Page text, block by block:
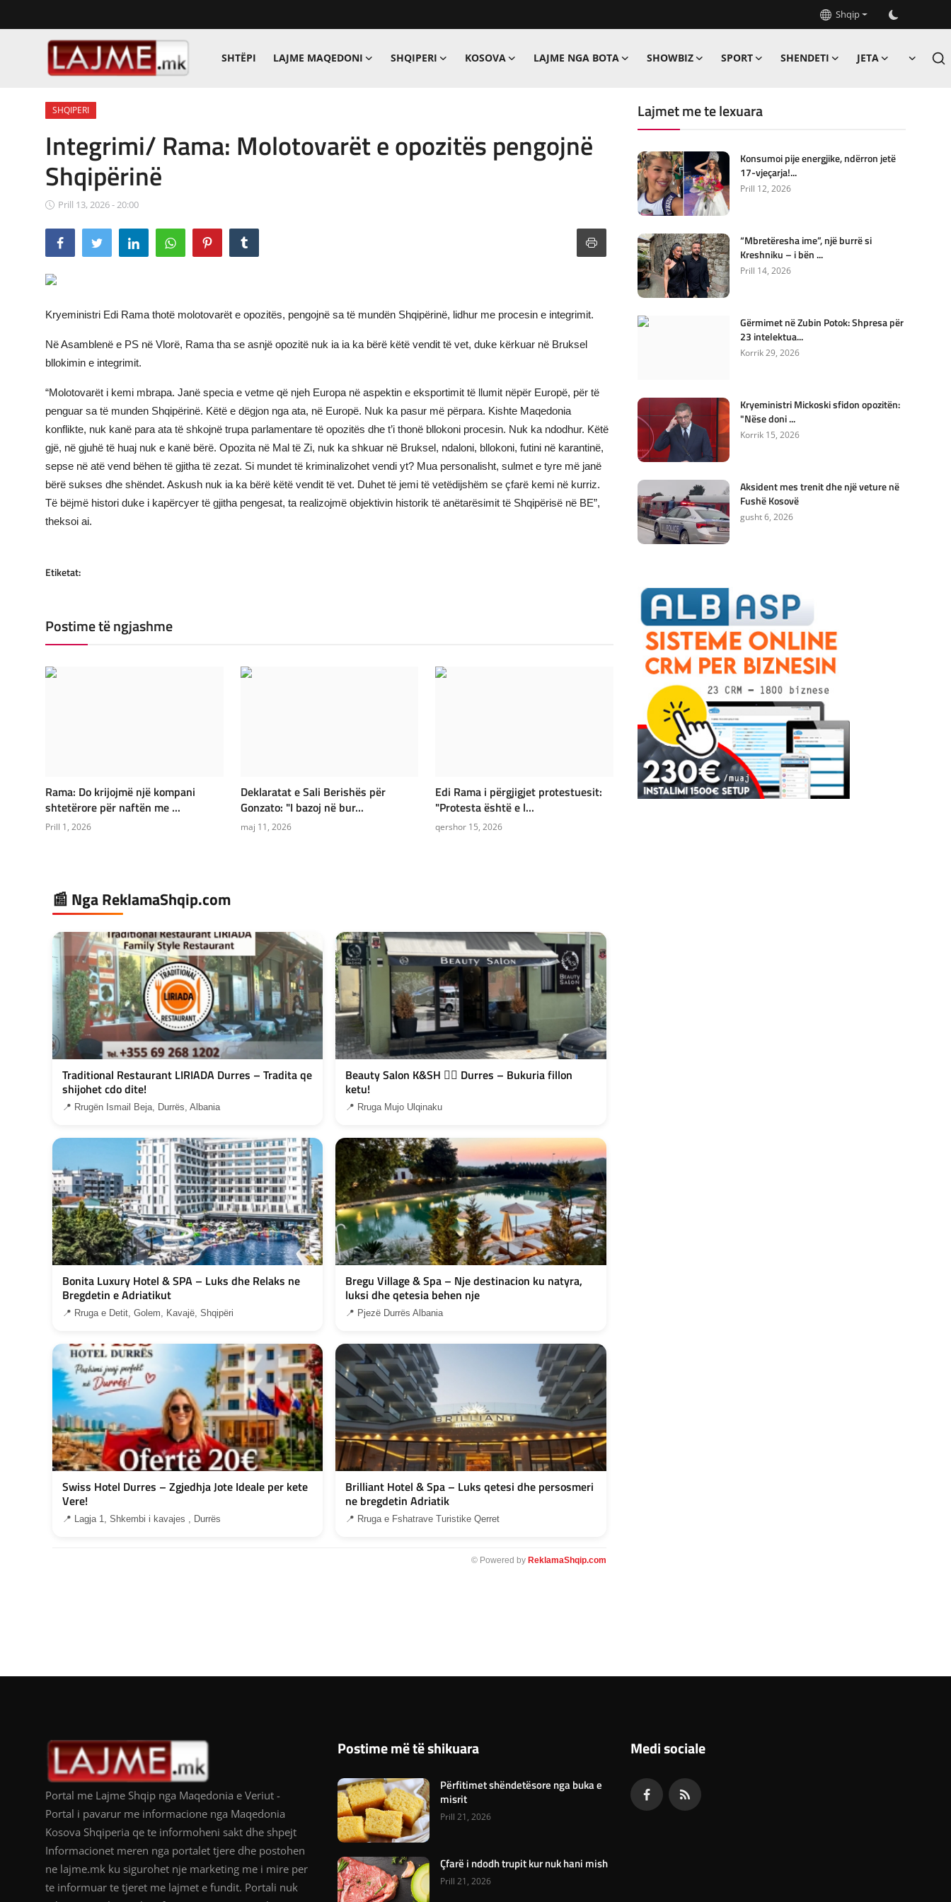
Shqip
SHTËPI LAJME MAQEDONI SHQIPERI KOSOVA LAJME NGA BOTA SHOWBIZ SPORT SHENDETI JETA
LAJME MAQEDONI
SHQIPERI
KOSOVA
LAJME NGA BOTA
SHOWBIZ
SHENDETI
Shqip
SHQIPERI
Integrimi/ Rama: Molotovarët e opozitës pengojnë
Shqipërinë
Prill 13, 2026 - 20:00
Kryeministri Edi Rama thotë molotovarët e opozitës, pengojnë sa të mundën Shqipërinë, lidhur me procesin e integrimit.
Në Asamblenë e PS në Vlorë, Rama tha se asnjë opozitë nuk ia ia ka bërë këtë vendit të vet, duke kërkuar në Bruksel
bllokimin e integrimit.
“Molotovarët i kemi mbrapa. Janë specia e vetme që njeh Europa në aspektin e eksportimit të llumit nëpër Europë, për të
penguar sa të munden Shqipërinë. Këtë e dëgjon nga ata, në Europë. Nuk ka pasur më përpara. Kishte Maqedonia
konflikte, nuk kanë para ata të shkojnë trupa parlamentare të opozitës dhe t’i thonë bllokoni procesin. Nuk ka ndodhur. Këtë
gjë, në gjuhë të huaj nuk e kanë bërë. Opozita në Mal të Zi, nuk ka shkuar në Bruksel, ndaloni, bllokoni, futini në karantinë,
sepse në atë vend bëhen të gjitha të zezat. Si mundet të kriminalizohet vendi yt? Mua personalisht, sulmet e tyre më janë
bërë sukses dhe shëndet. Askush nuk ia ka bërë këtë vendit të vet. Duhet të jemi të vetëdijshëm se çfarë kemi në kurriz.
Të bëjmë histori duke i kapërcyer të gjitha pengesat, ta realizojmë objektivin historik të anëtarësimit të Shqipërisë në BE”,
theksoi ai.
Etiketat:
Postime të ngjashme
Rama: Do krijojmë një kompani
shtetërore për naftën me ...
Prill 1, 2026
Deklaratat e Sali Berishës për
Gonzato: "I bazoj në bur...
maj 11, 2026
Edi Rama i përgjigjet protestuesit:
"Protesta është e l...
qershor 15, 2026
📰 Nga ReklamaShqip.com
Traditional Restaurant LIRIADA Durres – Tradita qe
shijohet cdo dite!
📍 Rrugën Ismail Beja, Durrës, Albania
Beauty Salon K&SH 💇‍♀️ Durres – Bukuria fillon
ketu!
📍 Rruga Mujo Ulqinaku
Bonita Luxury Hotel & SPA – Luks dhe Relaks ne
Bregdetin e Adriatikut
📍 Rruga e Detit, Golem, Kavajë, Shqipëri
Bregu Village & Spa – Nje destinacion ku natyra,
luksi dhe qetesia behen nje
📍 Pjezë Durrës Albania
Swiss Hotel Durres – Zgjedhja Jote Ideale per kete
Vere!
📍 Lagja 1, Shkembi i kavajes , Durrës
Brilliant Hotel & Spa – Luks qetesi dhe persosmeri
ne bregdetin Adriatik
📍 Rruga e Fshatrave Turistike Qerret
© Powered by ReklamaShqip.com
Lajmet me te lexuara
Konsumoi pije energjike, ndërron jetë
17-vjeçarja!...
Prill 12, 2026
“Mbretëresha ime”, një burrë si
Kreshniku – i bën ...
Prill 14, 2026
Gërmimet në Zubin Potok: Shpresa për
23 intelektua...
Korrik 29, 2026
Kryeministri Mickoski sfidon opozitën:
"Nëse doni ...
Korrik 15, 2026
Aksident mes trenit dhe një veture në
Fushë Kosovë
gusht 6, 2026
Portal me Lajme Shqip nga Maqedonia e Veriut -
Portal i pavarur me informacione nga Maqedonia
Kosova Shqiperia qe te informoheni sakt dhe shpejt
Informacionet meren nga portalet tjere dhe postohen
ne lajme.mk ku sigurohet nje marketing me i mire per
te informuar te tjeret me lajmet e fundit. Portali nuk
Postime më të shikuara
Përfitimet shëndetësore nga buka e
misrit
Prill 21, 2026
Çfarë i ndodh trupit kur nuk hani mish
Prill 21, 2026
Medi sociale